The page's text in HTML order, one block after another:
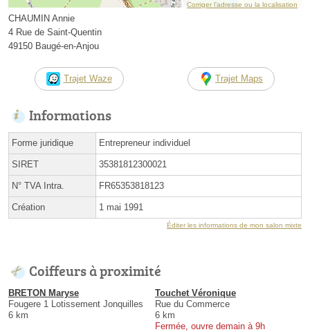
Corriger l’adresse ou la localisation
CHAUMIN Annie
4 Rue de Saint-Quentin
49150 Baugé-en-Anjou
Trajet Waze Trajet Maps
Informations
Forme juridique Entrepreneur individuel
SIRET 35381812300021
N° TVA Intra. FR65353818123
Création 1 mai 1991
Éditer les informations de mon salon mixte
Coiffeurs à proximité
BRETON Maryse
Fougere 1 Lotissement Jonquilles
6 km
Touchet Véronique
Rue du Commerce
6 km
Fermée, ouvre demain à 9h